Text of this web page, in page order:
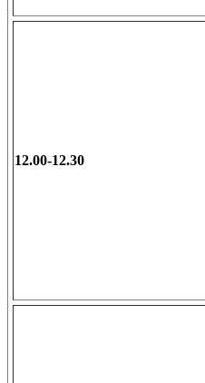
12.00-12.30